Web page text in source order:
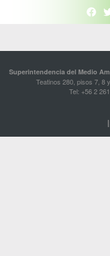
Superintendencia del Medio
Teatinos 280, pisos 7, 8
Tel: +56 2